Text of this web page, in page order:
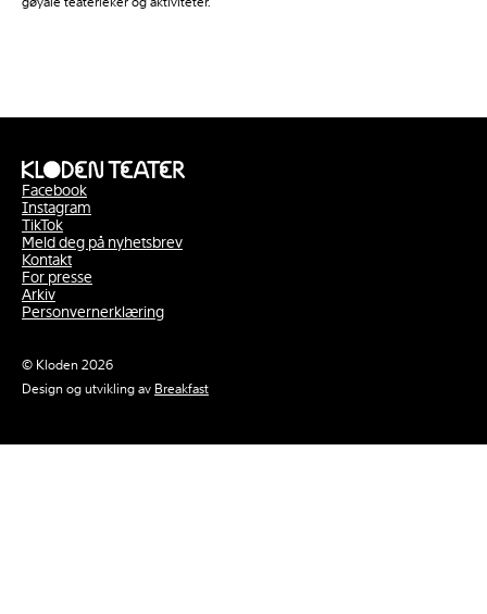
Facebook
Instagram
TikTok
Meld deg på nyhetsbrev
Kontakt
For presse
Arkiv
Personvernerklæring
© Kloden 2026
Design og utvikling av Breakfast